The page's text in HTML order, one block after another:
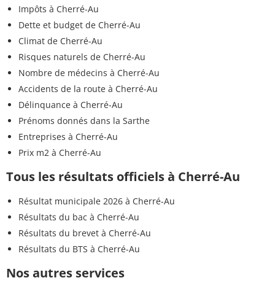
Impôts à Cherré-Au
Dette et budget de Cherré-Au
Climat de Cherré-Au
Risques naturels de Cherré-Au
Nombre de médecins à Cherré-Au
Accidents de la route à Cherré-Au
Délinquance à Cherré-Au
Prénoms donnés dans la Sarthe
Entreprises à Cherré-Au
Prix m2 à Cherré-Au
Tous les résultats officiels à Cherré-Au
Résultat municipale 2026 à Cherré-Au
Résultats du bac à Cherré-Au
Résultats du brevet à Cherré-Au
Résultats du BTS à Cherré-Au
Nos autres services